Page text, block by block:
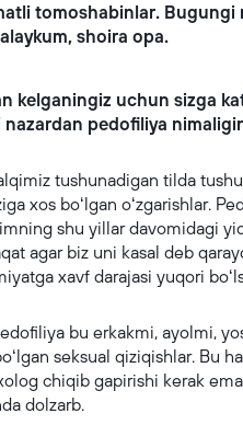
tomoshabinlar. Bugungi
shoira opa.
kelganingiz uchun sizga
pedofiliya
tushunadigan tilda
xos boʻlgan oʻzgarishlar.
shu yillar davomidagi
agar biz uni kasal deb
xavf darajasi yuqori
bu erkakmi, ayolmi,
seksual qiziqishlar. Bu
chiqib gapirishi kerak
dolzarb.